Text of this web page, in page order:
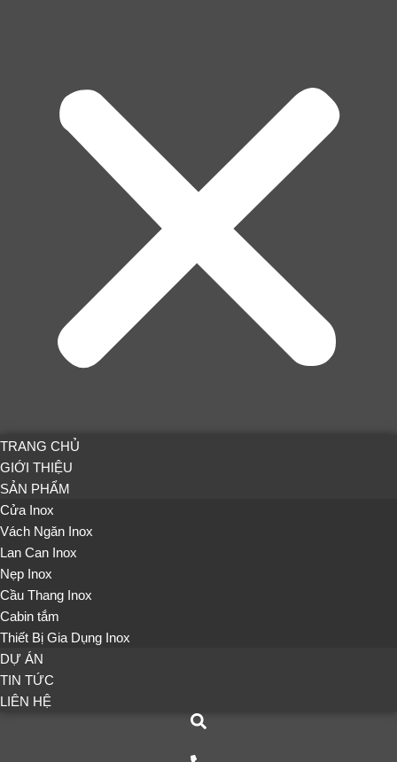
TRANG CHỦ
GIỚI THIỆU
SẢN PHẨM
Cửa Inox
Vách Ngăn Inox
Lan Can Inox
Nẹp Inox
Cầu Thang Inox
Cabin tắm
Thiết Bị Gia Dụng Inox
DỰ ÁN
TIN TỨC
LIÊN HỆ